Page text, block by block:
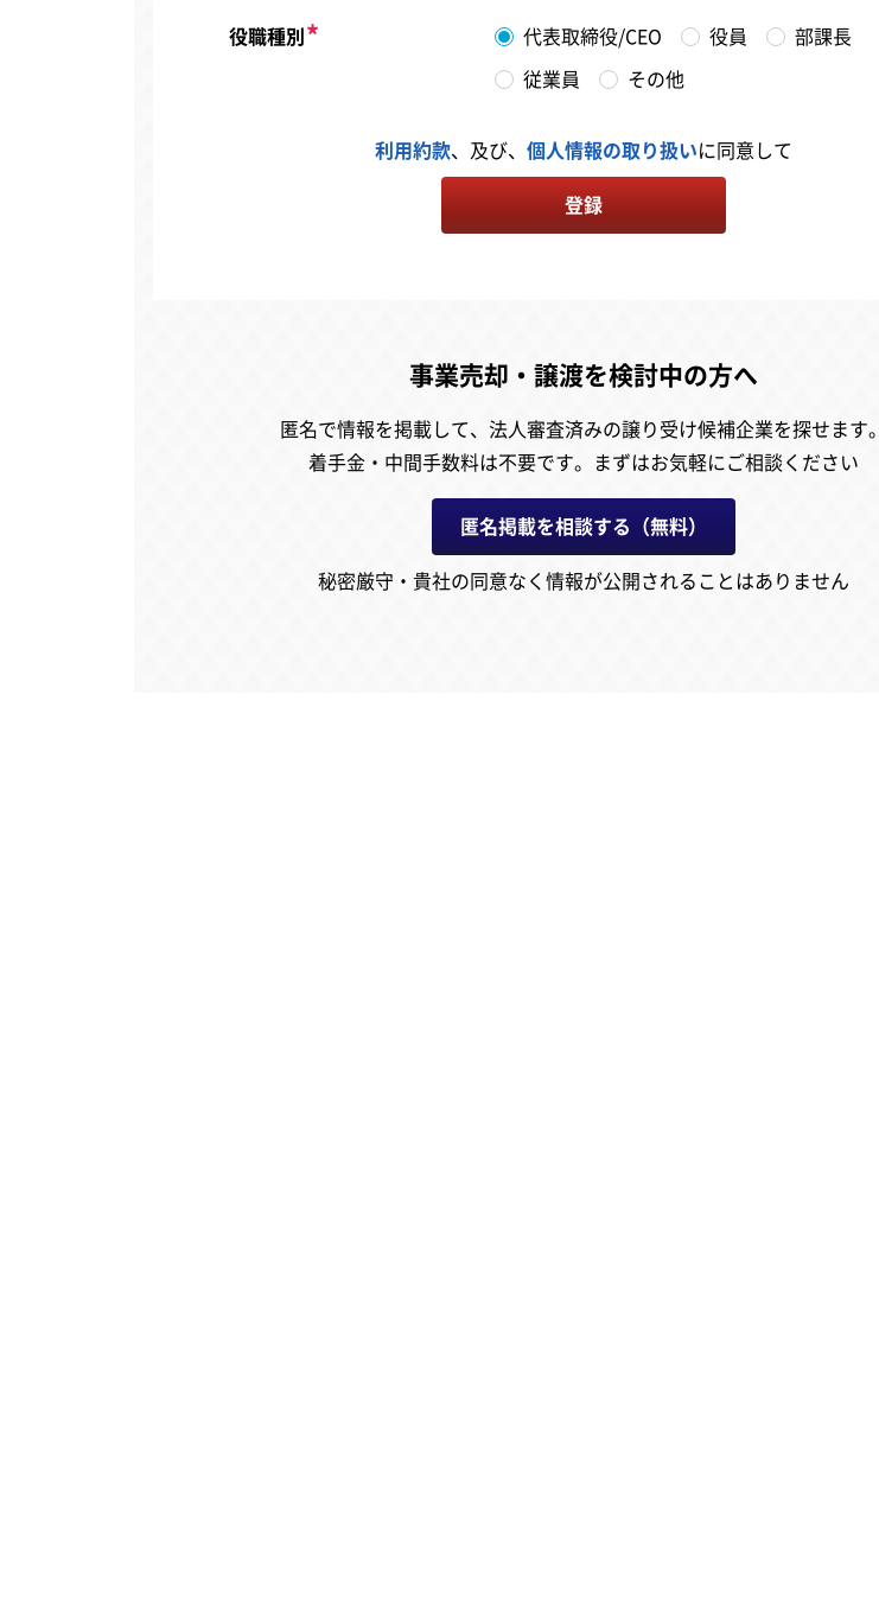
役職種別 代表取締役/CEO 役員 部課長
従業員 その他
利用約款、及び、 個人情報の取り扱いに同意して
登録
事業売却・譲渡を検討中の方へ
匿名で情報を掲載して、 法人審査済みの譲り受け候補企業を探せます。
着手金・中間手数料は不要です。
まずはお気軽にご相談ください
匿名掲載を相談する（無料）
秘密厳守・貴社の同意なく情報が公開されることはありません